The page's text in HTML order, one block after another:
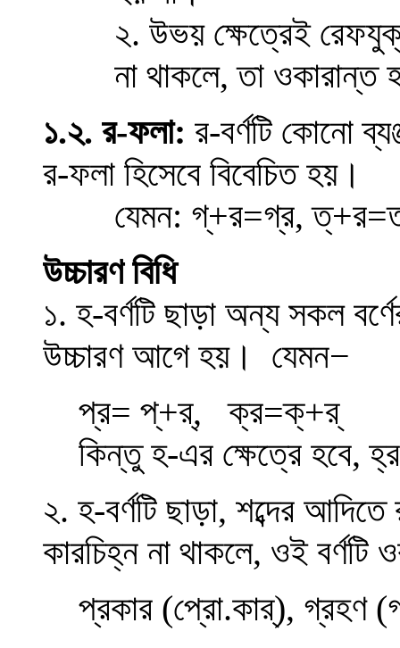
২. উভয় ক্ষেত্রেই
না থাকলে, তা
১.২. র-ফলা: র-বর্ণটি কোনো
র-ফলা হিসেবে বিবেচিত হয়।
যেমন: গ্+র=গ্র,
উচ্চারণ বিধি
১. হ-বর্ণটি ছাড়া অন্য সকল
উচ্চারণ আগে হয়। যেমন−
প্র= প্+র্, ক্র=ক্+র্
কিন্তু হ-এর ক্ষেত্রে হবে, হ্র
২. হ-বর্ণটি ছাড়া, শব্দের
কারচিহ্ন না থাকলে, ওই বর্ণটি
প্রকার (প্রো.কার্), গ্রহণ